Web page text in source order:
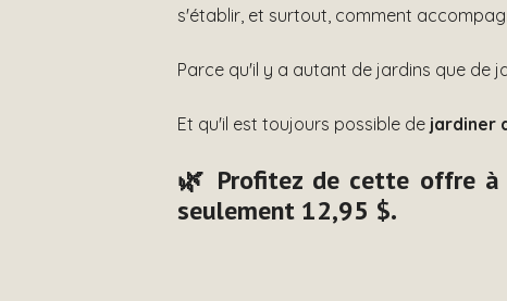
s'établir, et surtout, comment
Parce qu'il y a autant de jardins que de
Et qu'il est toujours possible de jardiner
🌿 Profitez de cette offre à
seulement 12,95 $.